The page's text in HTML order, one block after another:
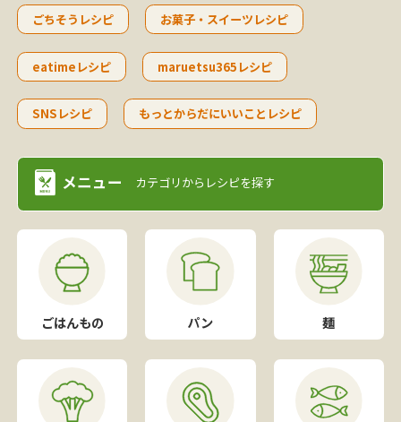
ごちそうレシピ お菓子・スイーツレシピ
eatimeレシピ maruetsu365レシピ
SNSレシピ もっとからだにいいことレシピ
メニュー カテゴリから レシピを探す
ごはんもの パン 麺